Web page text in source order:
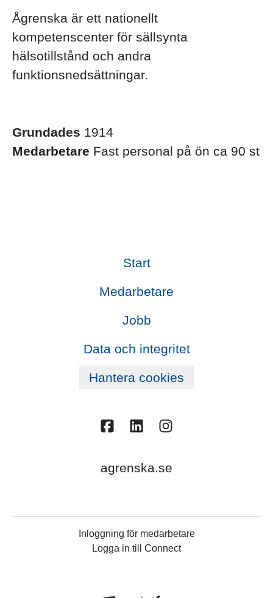
Ågrenska är ett nationellt
kompetenscenter för sällsynta
hälsotillstånd och andra
funktionsnedsättningar.
Grundades 1914
Medarbetare Fast personal på ön ca 90 st
Start
Medarbetare
Jobb
Data och integritet
Hantera cookies
agrenska.se
Inloggning för medarbetare
Logga in till Connect